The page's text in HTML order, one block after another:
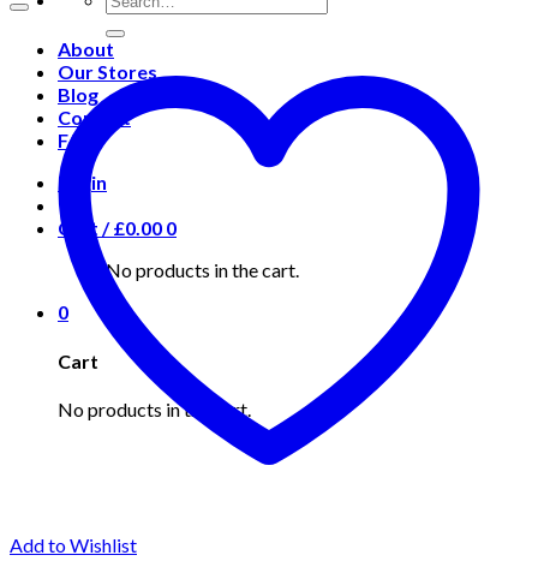
About
Our Stores
Blog
Contact
FAQ
Login
Cart /£0.00 0
No products in the cart.
0
Cart
No products in the cart.
Add to Wishlist